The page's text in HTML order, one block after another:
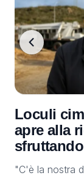
Loculi
apre alla
"C'è la nostra